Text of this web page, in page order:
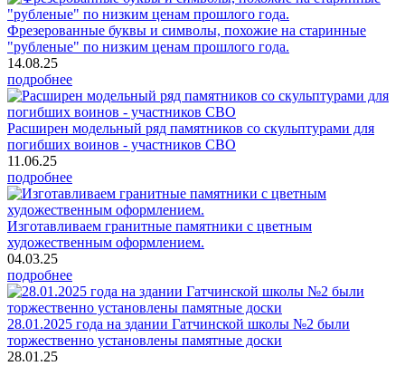
Фрезерованные буквы и символы, похожие на старинные
"рубленые" по низким ценам прошлого года.
14.08.25
подробнее
Расширен модельный ряд памятников со скульптурами для
погибших воинов - участников СВО
11.06.25
подробнее
Изготавливаем гранитные памятники с цветным
художественным оформлением.
04.03.25
подробнее
28.01.2025 года на здании Гатчинской школы №2 были
торжественно установлены памятные доски
28.01.25